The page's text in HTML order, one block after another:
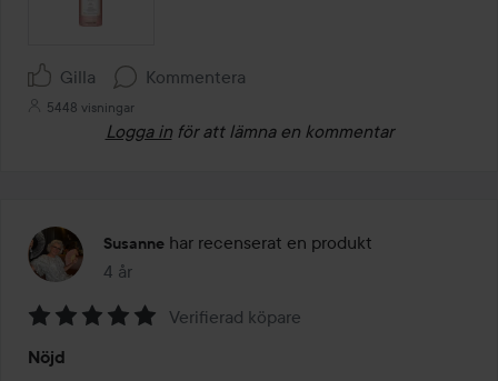
Gilla Kommentera
5448 visningar
Logga in för att lämna en kommentar
Susanne har recenserat en produkt
4 år
Inlägget skapades 4 år
5
Verifierad köpare
Nöjd